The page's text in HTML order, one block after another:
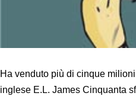
Ha venduto più di cinque
inglese E.L. James Cinquanta